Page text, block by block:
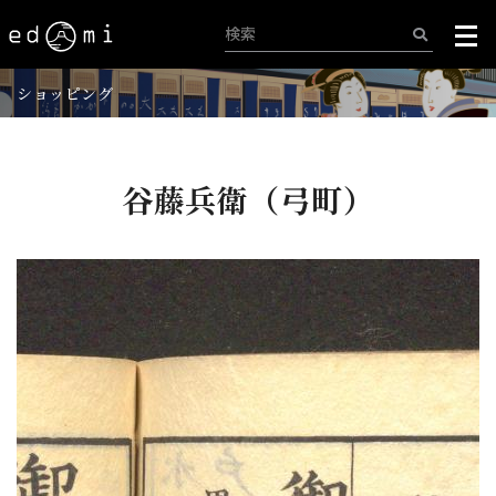
ショッピング
谷藤兵衛（弓町）
+
-